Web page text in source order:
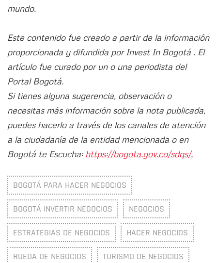
mundo.
Este contenido fue creado a partir de la información
proporcionada y difundida por Invest In Bogotá . El
artículo fue curado por un o una periodista del
Portal Bogotá.
Si tienes alguna sugerencia, observación o
necesitas más información sobre la nota publicada,
puedes hacerlo a través de los canales de atención
a la ciudadanía de la entidad mencionada o en
Bogotá te Escucha: https://bogota.gov.co/sdqs/.
BOGOTÁ PARA HACER NEGOCIOS
BOGOTÁ INVERTIR NEGOCIOS NEGOCIOS
ESTRATEGIAS DE NEGOCIOS HACER NEGOCIOS
RUEDA DE NEGOCIOS TURISMO DE NEGOCIOS